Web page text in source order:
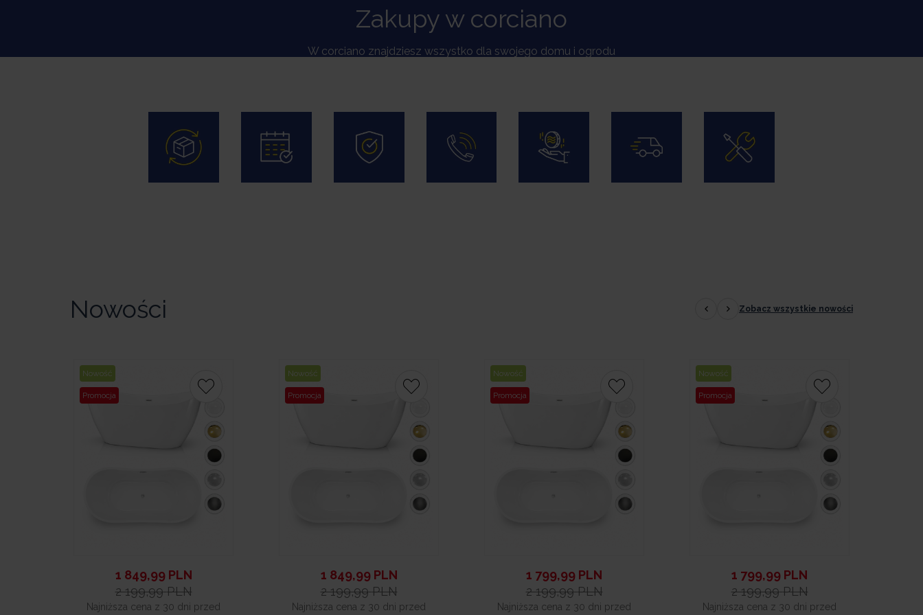
Zakupy w corciano
W corciano znajdziesz wszystko dla swojego domu i ogrodu
Nowości Zobacz wszystkie nowości
Nowość
Promocja
1 849,99 PLN
2 199,99 PLN
Najniższa cena z 30 dni przed
Nowość
Promocja
1 849,99 PLN
2 199,99 PLN
Najniższa cena z 30 dni przed
Nowość
Promocja
1 799,99 PLN
2 199,99 PLN
Najniższa cena z 30 dni przed
Nowość
Promocja
1 799,99 PLN
2 199,99 PLN
Najniższa cena z 30 dni przed